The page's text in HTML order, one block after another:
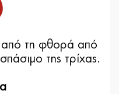
από τη φθορά από
της τρίχας.